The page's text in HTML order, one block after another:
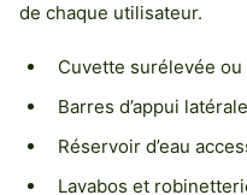
de chaque utilisateur.
Cuvette surélevée ou
Barres d’appui
Réservoir d’eau
Lavabos et